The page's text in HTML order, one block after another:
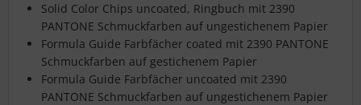
Solid Color Chips uncoated, Ringbuch mit 2390
PANTONE Schmuckfarben auf ungestichenem Papier
Formula Guide Farbfächer coated mit 2390 PANTONE
Schmuckfarben auf gestichenem Papier
Formula Guide Farbfächer uncoated mit 2390
PANTONE Schmuckfarben auf ungestichenem Papier